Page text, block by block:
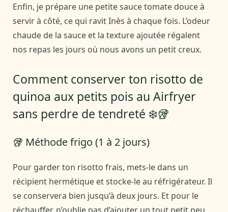
Enfin, je prépare une petite sauce tomate douce à
servir à côté, ce qui ravit Inès à chaque fois. L’odeur
chaude de la sauce et la texture ajoutée régalent
nos repas les jours où nous avons un petit creux.
Comment conserver ton risotto de
quinoa aux petits pois au Airfryer
sans perdre de tendreté ❄️🥡
🥡 Méthode frigo (1 à 2 jours)
Pour garder ton risotto frais, mets-le dans un
récipient hermétique et stocke-le au réfrigérateur. Il
se conservera bien jusqu’à deux jours. Et pour le